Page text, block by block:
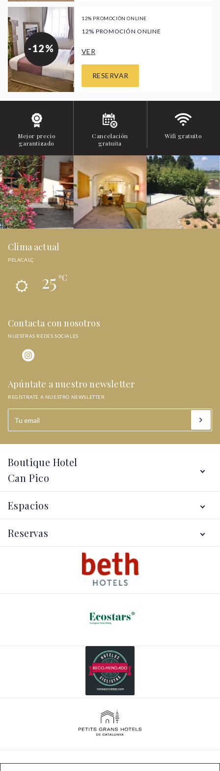
-12%
12% PROMOCIÓN ONLINE
12% PROMOCIÓN ONLINE
VER
RESERVAR
Mejor precio
garantizado
Cancelación
gratuita
Wifi gratuito
Clima actual
PELACALÇ
25ºC
Contacta con nosotros
NUESTRAS REDES SOCIALES
Apúntate a nuestro newsletter
REGÍSTRATE A NUESTRO NEWSLETTER
Boutique Hotel
Can Pico
Hotel
Espacios
Reservas